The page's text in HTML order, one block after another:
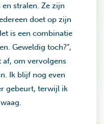
stralen. Ze zijn
doet op zijn
is een combinatie
Geweldig toch?”,
om vervolgens
Ik blijf nog even
gebeurt, terwijl ik